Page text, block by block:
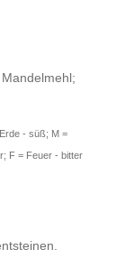
- süß; M =
F = Feuer - bitter